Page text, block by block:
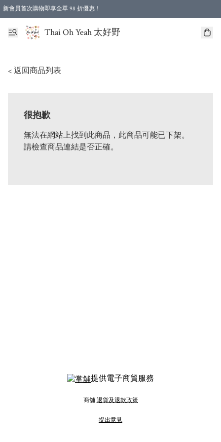
新會員首次購物即享全單 98 折優惠！
特選會員可享全單低至 96 折優惠！
Thai Oh Yeah 太好野
< 返回商品列表
很抱歉
無法在網站上找到此商品，此商品可能已下架。
請檢查商品連結是否正確。
提供電子商貿服務
商舖 退貨及退款政策
提出意見